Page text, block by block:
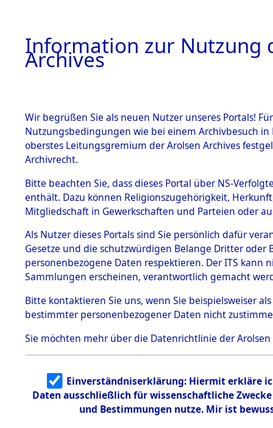
BESTÄNDE
1.
mente
5. Verschiedenes
5.3
Todesmärsche
5.3.1 Alliierte
Erhebungen
zu
Todesmärsch
en
5.3.2
Identifizierun
g
5.3.3
Todesmärsch
Dead -
Branch -
0010
Information zur Nutzung
Archives
Wir begrüßen Sie als neuen Nutzer unseres Portals!
Nutzungsbedingungen wie bei einem Archivbesuch
oberstes Leitungsgremium der Arolsen Archives
Archivrecht.
Bitte beachten Sie, dass dieses Portal über NS-
enthält. Dazu können Religionszugehörigkeit,
Mitgliedschaft in Gewerkschaften und Parteien oder
Als Nutzer dieses Portals sind Sie persönlich dafür
Gesetze und die schutzwürdigen Belange Dritter
personenbezogene Daten respektieren. Der ITS
Sammlungen erscheinen, verantwortlich gemacht
Bitte kontaktieren Sie uns, wenn Sie beispielsweiser
bestimmter personenbezogener Daten nicht
Sie möchten mehr über die Datenrichtlinie der Arolsen
Einverständniserklärung: Hiermit erkläre
Daten ausschließlich für wissenschaftliche
und Bestimmungen nutze. Mir ist